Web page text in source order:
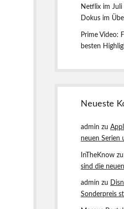
Netflix im Juli
Dokus im
Prime Video:
besten
Neueste
admin zu
neuen Serien
InTheKnow
sind die
admin zu
Sonderpreis